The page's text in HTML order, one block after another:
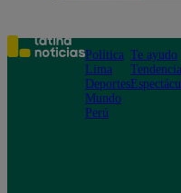
Política
Lima
Deportes
Mundo
Perú
Te ayudo